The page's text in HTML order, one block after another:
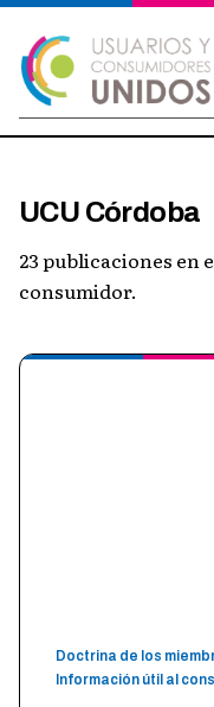
CAMPAÑA
NOTICIAS
EDUCACIÓN
UCU Córdoba
23 publicaciones en
consumidor.
Doctrina de los
Información útil al